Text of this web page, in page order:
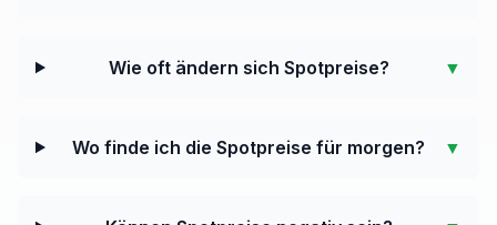
Wie oft ändern sich Spotpreise? ▼
Wo finde ich die Spotpreise für morgen? ▼